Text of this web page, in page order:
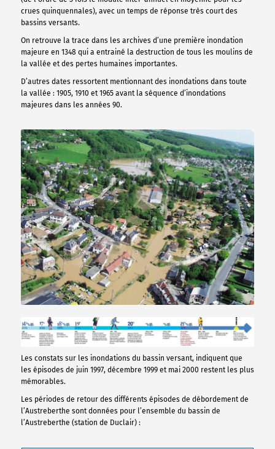
crues quinquennales), avec un temps de réponse très court des
bassins versants.
On retrouve la trace dans les archives d’une première inondation
majeure en 1348 qui a entrainé la destruction de tous les moulins de
la vallée et des pertes humaines importantes.
D’autres dates ressortent mentionnant des inondations dans toute
la vallée : 1905, 1910 et 1965 avant la séquence d’inondations
majeures dans les années 90.
Les constats sur les inondations du bassin versant, indiquent que
les épisodes de juin 1997, décembre 1999 et mai 2000 restent les plus
mémorables.
Les périodes de retour des différents épisodes de débordement de
l’Austreberthe sont données pour l’ensemble du bassin de
l’Austreberthe (station de Duclair) :